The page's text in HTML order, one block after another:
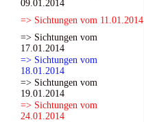
09.01.2014
=> Sichtungen vom 11.01.2014
=> Sichtungen vom
17.01.2014
=> Sichtungen vom
18.01.2014
=> Sichtungen vom
19.01.2014
=> Sichtungen vom
24.01.2014